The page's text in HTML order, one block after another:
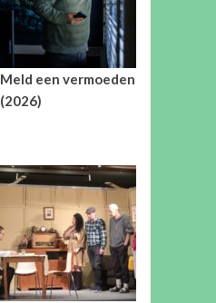
Meld een vermoeden
(2026)